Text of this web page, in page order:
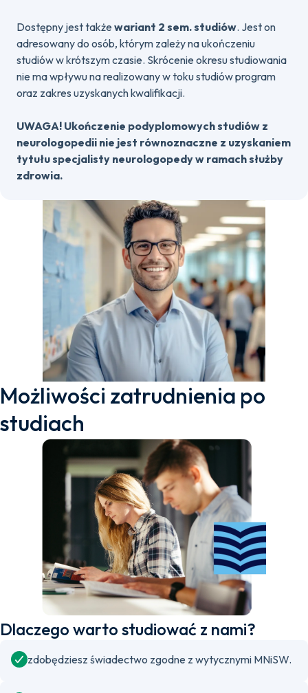
Dostępny jest także wariant 2 sem. studiów. Jest on
adresowany do osób, którym zależy na ukończeniu
studiów w krótszym czasie. Skrócenie okresu studiowania
nie ma wpływu na realizowany w toku studiów program
oraz zakres uzyskanych kwalifikacji.
UWAGA! Ukończenie podyplomowych studiów z
neurologopedii nie jest równoznaczne z uzyskaniem
tytułu specjalisty neurologopedy w ramach służby
zdrowia.
Możliwości zatrudnienia po
studiach
Dlaczego warto studiować z nami?
zdobędziesz świadectwo zgodne z wytycznymi MNiSW.